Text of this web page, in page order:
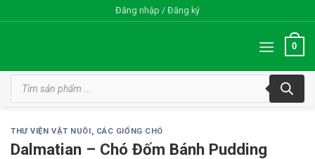
qua
Đăng nhập / Đăng ký
0
Tìm
kiếm
phẩm
THƯ VIỆN VẬT NUÔI, CÁC GIỐNG CHÓ
Dalmatian – Chó Đốm Bánh Pudding